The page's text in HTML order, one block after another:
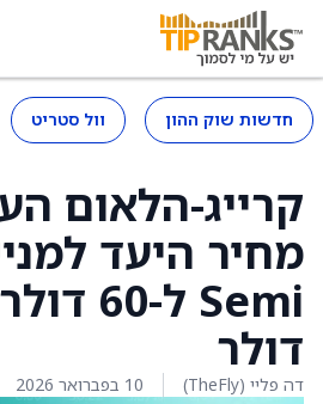
חדשות שוק ההון וול סטריט
קרייג-הלאום
דולר
דה פליי (TheFly) 10 בפברואר 2026